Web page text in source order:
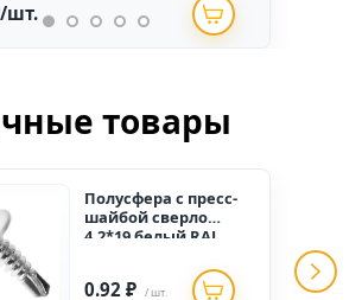
шт.
товары
Полусфера с пресс-
шайбой сверло
4,2*19 белый RAL
0.92 ₽ / шт.